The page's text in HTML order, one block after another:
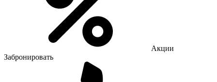
Акции
Забронировать